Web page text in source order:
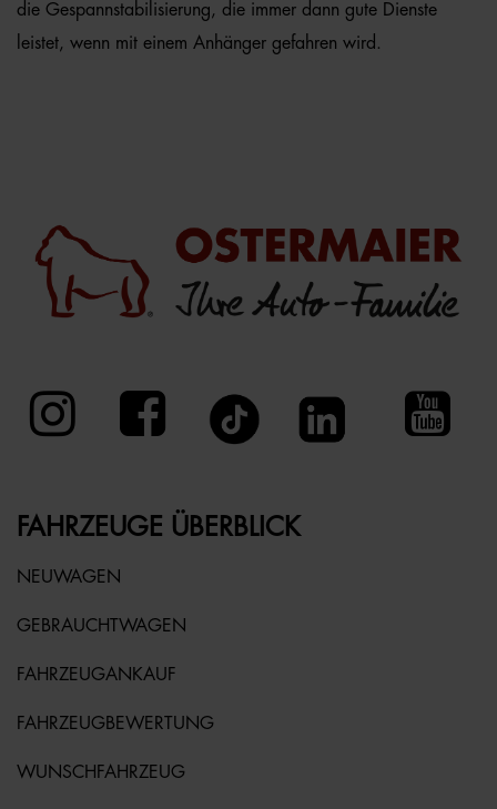
die Gespannstabilisierung, die immer dann gute Dienste
leistet, wenn mit einem Anhänger gefahren wird.
FAHRZEUGE ÜBERBLICK
NEUWAGEN
GEBRAUCHTWAGEN
FAHRZEUGANKAUF
FAHRZEUGBEWERTUNG
WUNSCHFAHRZEUG